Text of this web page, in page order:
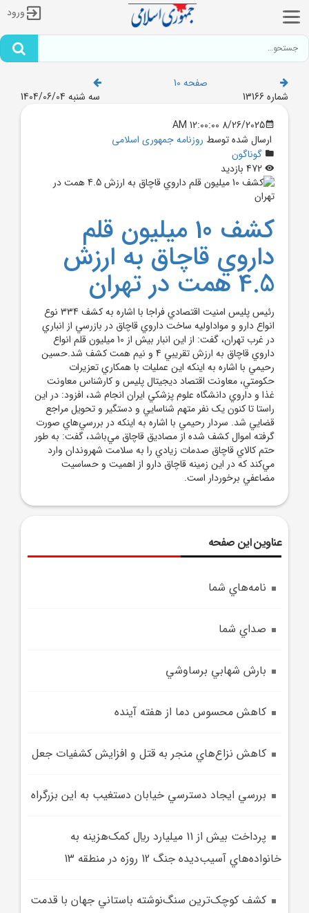
ورود
صفحه 10
شماره 13166
سه شنبه 1404/06/04
8/26/2025 12:00:00 AM
ارسال شده توسط روزنامه جمهوری اسلامی
گوناگون
کشف 10 ميليون قلم
داروي قاچاق به ارزش
4.5 همت در تهران
رئيس پليس امنيت اقتصادي فراجا با اشاره به کشف 334 نوع
انواع دارو و مواداوليه ساخت داروي قاچاق در بازرسي از انباري
در غرب تهران، گفت: از اين انبار بيش از 10 ميليون قلم انواع
داروي قاچاق به ارزش تقريبي 4 و نيم همت کشف شد.حسين
رحيمي با اشاره به اينکه اين عمليات با همکاري تعزيرات
حکومتي، معاونت اقتصاد ديجيتال پليس و کارشناس معاونت
غذا و داروي دانشگاه علوم پزشکي ايران انجام شد، افزود: در اين
راستا تا کنون يک نفر متهم شناسايي و دستگير و تحويل مراجع
قضايي شد. سردار رحيمي با اشاره به اينکه در بررسي‌هاي صورت
گرفته اموال کشف شده از مصاديق قاچاق مي‌باشد، گفت: به طور
حتم کالاي قاچاق صدمات زيادي را به سلامت شهروندان وارد
مي‌کند که در اين زمينه قاچاق دارو از اهميت و حساسيت
مضاعفي برخوردار است.
عناوین این صفحه
نامه‌هاي شما
صداي شما
بارش شهابي برساوشي
کاهش محسوس دما از هفته آينده
کاهش نزاع‌هاي منجر به قتل و افزايش کشفيات جعل
بررسي ايجاد دسترسي خيابان دستغيب به اين بزرگراه
پرداخت بيش از 11 ميليارد ريال کمک‌هزينه به
خانواده‌هاي آسيب‌ديده جنگ 12 روزه در منطقه 13
کشف کوچک‌ترين سنگ‌نوشته باستاني جهان با قدمت